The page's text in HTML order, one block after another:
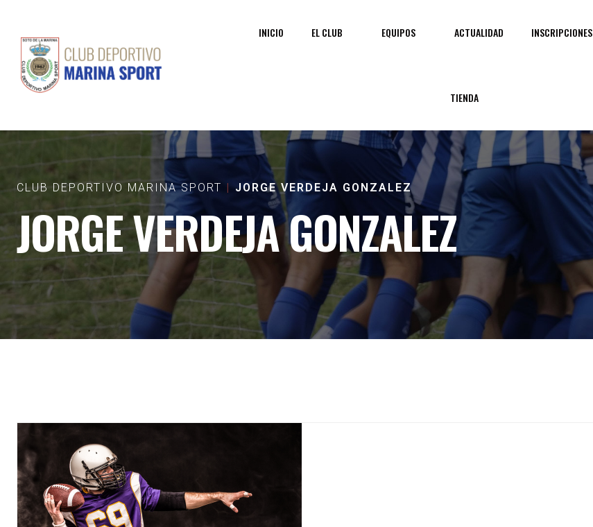
INICIO EL CLUB EQUIPOS ACTUALIDAD INSCRIPCIONES
TIENDA
CLUB DEPORTIVO MARINA SPORT JORGE VERDEJA GONZALEZ
JORGE VERDEJA GONZALEZ